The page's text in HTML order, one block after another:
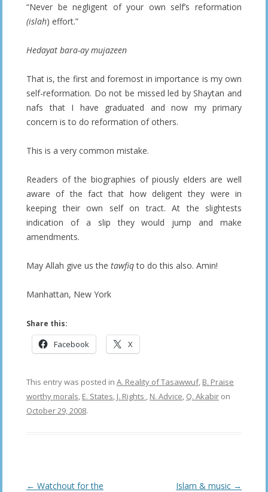
“Never be negligent of your own self’s reformation
(islah) effort.”
Hedayat bara-ay mujazeen
That is, the first and foremost in importance is my own
self-reformation. Do not be missed led by Shaytan and
nafs that I have graduated and now my primary
concern is to do reformation of others.
This is a very common mistake.
Readers of the biographies of piously elders are well
aware of the fact that how deligent they were in
keeping their own self on tract. At the slightests
indication of a slip they would jump and make
amendments.
May Allah give us the tawfiqto do this also. Amin!
Manhattan, New York
Share this:
Facebook X
This entry was posted in A. Reality of Tasawwuf, B. Praise
worthy morals, E. States, J. Rights , N. Advice, Q. Akabir on
October 29, 2008.
Post
← Watchout for the
Islam & music →